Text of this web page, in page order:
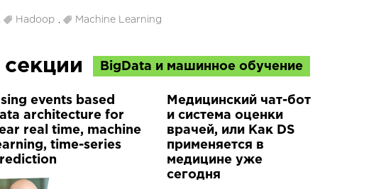
Hadoop Machine Learning
BigData и машинное обучение
events based
architecture for
real time, machine
time-series
Медицинский чат-бот
и система оценки
врачей, или Как DS
применяется в
медицине уже
сегодня